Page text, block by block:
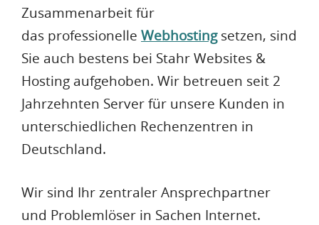
Zusammenarbeit für
das professionelle Webhostingsetzen, sind
Sie auch bestens bei Stahr Websites &
Hosting aufgehoben. Wir betreuen seit 2
Jahrzehnten Server für unsere Kunden in
unterschiedlichen Rechenzentren in
Deutschland.
Wir sind Ihr zentraler Ansprechpartner
und Problemlöser in Sachen Internet.